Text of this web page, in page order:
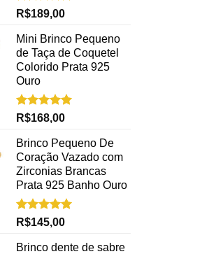
Avaliação
R$189,00
Mini Brinco Pequeno
de Taça de Coquetel
Colorido Prata 925
Ouro
Avaliação
R$168,00
Brinco Pequeno De
Coração Vazado com
Zirconias Brancas
Prata 925 Banho Ouro
Avaliação
R$145,00
Brinco dente de sabre